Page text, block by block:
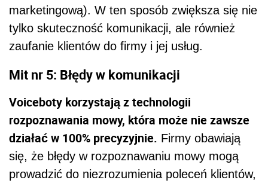
marketingową). W ten sposób zwiększa się nie
tylko skuteczność komunikacji, ale również
zaufanie klientów do firmy i jej usług.
Mit nr 5: Błędy w komunikacji
Voiceboty korzystają z technologii
rozpoznawania mowy, która może nie zawsze
działać w 100% precyzyjnie. Firmy obawiają
się, że błędy w rozpoznawaniu mowy mogą
prowadzić do niezrozumienia poleceń klientów,